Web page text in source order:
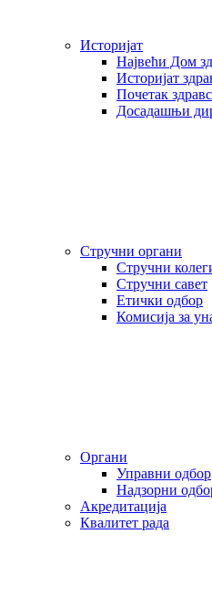
Историјат
Највећи Дом
Историјат
Почетак
Досадашњи
Стручни органи
Стручни
Стручни савет
Етички одбор
Комисија за
Органи
Управни одбор
Надзорни
Акредитација
Квалитет рада